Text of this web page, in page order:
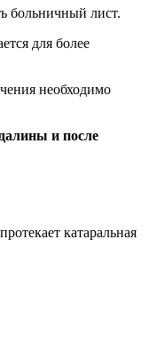
больничный лист.
для более
необходимо
и после
катаральная